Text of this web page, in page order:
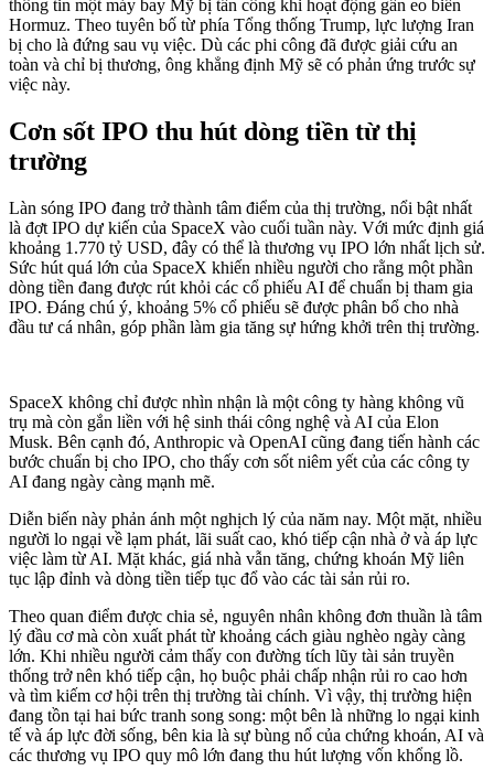
thông tin một máy bay Mỹ bị tấn công khi hoạt động gần eo biển
Hormuz. Theo tuyên bố từ phía Tổng thống Trump, lực lượng Iran
bị cho là đứng sau vụ việc. Dù các phi công đã được giải cứu an
toàn và chỉ bị thương, ông khẳng định Mỹ sẽ có phản ứng trước sự
việc này.
Cơn sốt IPO thu hút dòng tiền từ thị
trường
Làn sóng IPO đang trở thành tâm điểm của thị trường, nổi bật nhất
là đợt IPO dự kiến của SpaceX vào cuối tuần này. Với mức định giá
khoảng 1.770 tỷ USD, đây có thể là thương vụ IPO lớn nhất lịch sử.
Sức hút quá lớn của SpaceX khiến nhiều người cho rằng một phần
dòng tiền đang được rút khỏi các cổ phiếu AI để chuẩn bị tham gia
IPO. Đáng chú ý, khoảng 5% cổ phiếu sẽ được phân bổ cho nhà
đầu tư cá nhân, góp phần làm gia tăng sự hứng khởi trên thị trường.
SpaceX không chỉ được nhìn nhận là một công ty hàng không vũ
trụ mà còn gắn liền với hệ sinh thái công nghệ và AI của Elon
Musk. Bên cạnh đó, Anthropic và OpenAI cũng đang tiến hành các
bước chuẩn bị cho IPO, cho thấy cơn sốt niêm yết của các công ty
AI đang ngày càng mạnh mẽ.
Diễn biến này phản ánh một nghịch lý của năm nay. Một mặt, nhiều
người lo ngại về lạm phát, lãi suất cao, khó tiếp cận nhà ở và áp lực
việc làm từ AI. Mặt khác, giá nhà vẫn tăng, chứng khoán Mỹ liên
tục lập đỉnh và dòng tiền tiếp tục đổ vào các tài sản rủi ro.
Theo quan điểm được chia sẻ, nguyên nhân không đơn thuần là tâm
lý đầu cơ mà còn xuất phát từ khoảng cách giàu nghèo ngày càng
lớn. Khi nhiều người cảm thấy con đường tích lũy tài sản truyền
thống trở nên khó tiếp cận, họ buộc phải chấp nhận rủi ro cao hơn
và tìm kiếm cơ hội trên thị trường tài chính. Vì vậy, thị trường hiện
đang tồn tại hai bức tranh song song: một bên là những lo ngại kinh
tế và áp lực đời sống, bên kia là sự bùng nổ của chứng khoán, AI và
các thương vụ IPO quy mô lớn đang thu hút lượng vốn khổng lồ.